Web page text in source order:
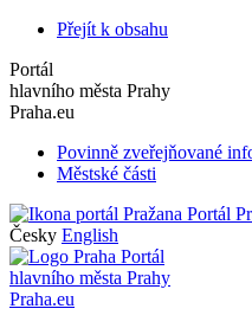
Přejít k obsahu
Portál
hlavního města Prahy
Praha.eu
Povinně zveřejňované
Městské části
Portál
Česky English
Portál
hlavního města Prahy
Praha.eu